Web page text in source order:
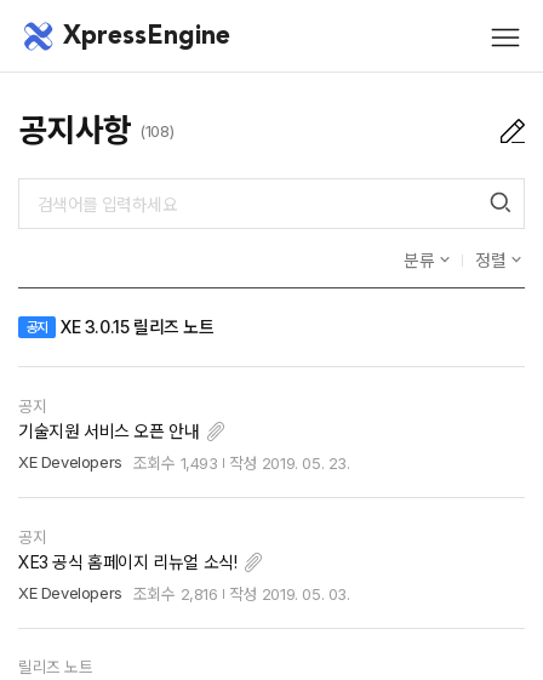
XpressEngine
모바
공지사항 (108)
분류 정렬
공지 XE 3.0.15 릴리즈 노트
공지
기술지원 서비스 오픈 안내
XE Developers 조회수 1,493 작성 2019. 05. 23.
공지
XE3 공식 홈페이지 리뉴얼 소식!
XE Developers 조회수 2,816 작성 2019. 05. 03.
릴리즈 노트